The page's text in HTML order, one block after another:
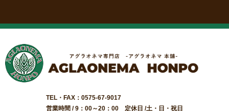
TEL・FAX：0575-67-9017
営業時間 / 9：00～20：00 定休日 /土・日・祝日